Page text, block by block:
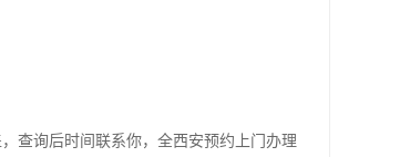
查询后时间联系你，全西安预约上门办理